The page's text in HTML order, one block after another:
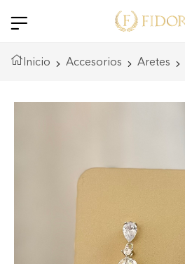
Inicio Accesorios Aretes